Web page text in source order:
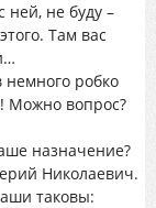
ней, не буду –
Там вас
робко
Можно вопрос?
назначение?
Николаевич.
таковы: